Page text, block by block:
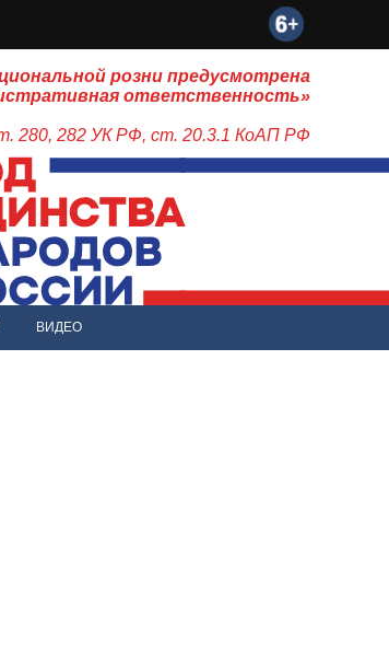
розни предусмотрена
ответственность»
280, 282 УК РФ, ст. 20.3.1 КоАП РФ
ВИДЕО